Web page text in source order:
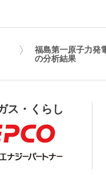
福島第一原子力発
の分析結果
ス・くらし